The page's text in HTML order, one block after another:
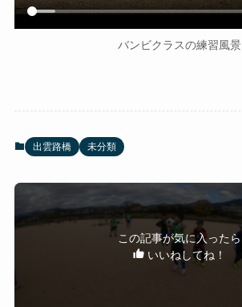
バンビクラスの練習風景
出雲路橋 未分類
この記事が気に入ったら
いいねしてね！